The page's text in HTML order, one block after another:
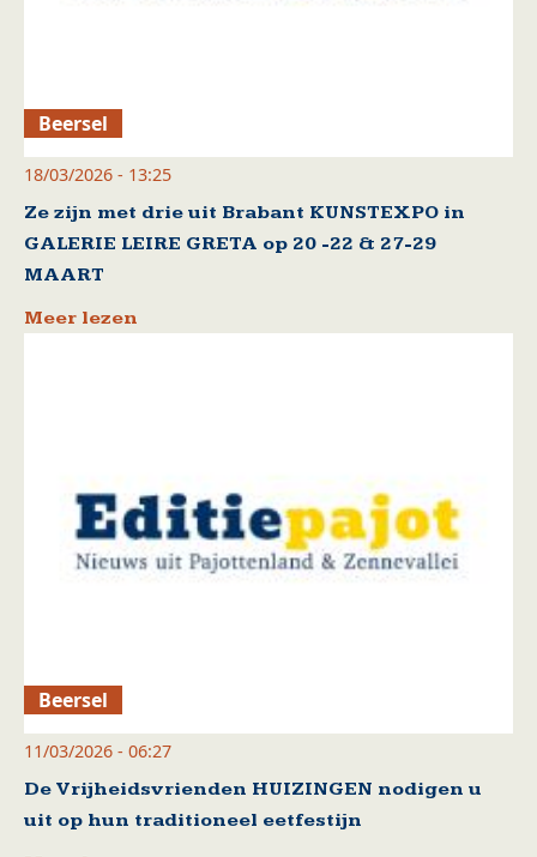
Beersel
18/03/2026 - 13:25
Ze zijn met drie uit Brabant KUNSTEXPO in
GALERIE LEIRE GRETA op 20 -22 & 27-29
MAART
Meer lezen
Beersel
11/03/2026 - 06:27
De Vrijheidsvrienden HUIZINGEN nodigen u
uit op hun traditioneel eetfestijn